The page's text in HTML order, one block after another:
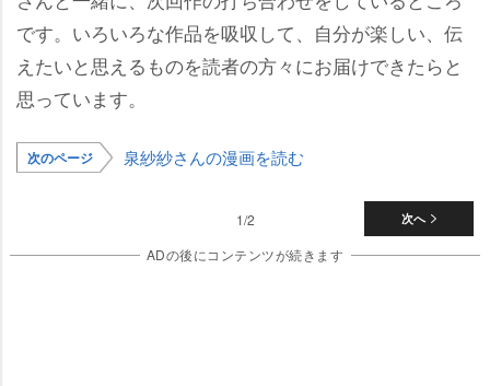
です。いろいろな作品を吸収して、自分が楽しい、伝
えたいと思えるものを読者の方々にお届けできたらと
思っています。
次のページ 泉紗紗さんの漫画を読む
次へ
1/2
ADの後にコンテンツが続きます